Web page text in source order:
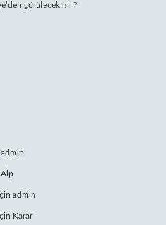
görülecek mi ?
admin
Alp
admin
Karar